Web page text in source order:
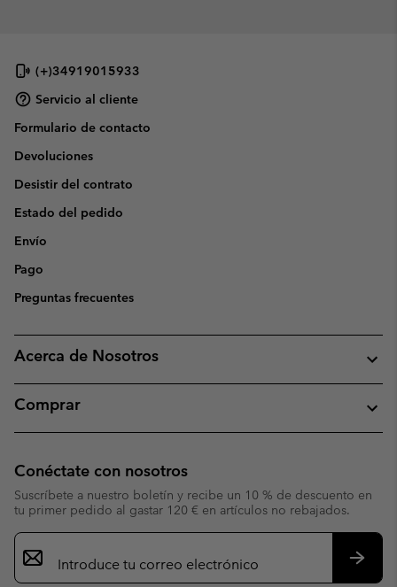
(+)34919015933
Servicio al cliente
Formulario de contacto
Devoluciones
Desistir del contrato
Estado del pedido
Envío
Pago
Preguntas frecuentes
Acerca de Nosotros
Comprar
Conéctate con nosotros
Suscríbete a nuestro boletín y recibe un 10 % de descuento en
tu primer pedido al gastar 120 € en artículos no rebajados.
Suscripción
de
correo